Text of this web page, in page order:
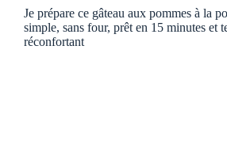
Je prépare ce gâteau aux pommes à la
simple, sans four, prêt en 15 minutes et
réconfortant